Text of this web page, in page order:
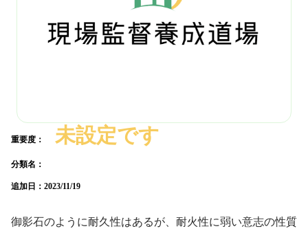
重要度： 未設定です
分類名：
追加日： 2023/11/19
御影石のように耐久性はあるが、耐火性に弱い意志の性質